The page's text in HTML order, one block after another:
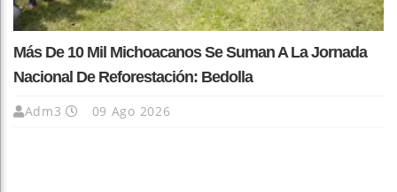
Más De 10 Mil Michoacanos Se Suman A La Jornada
Nacional De Reforestación: Bedolla
Adm3 09 Ago 2026